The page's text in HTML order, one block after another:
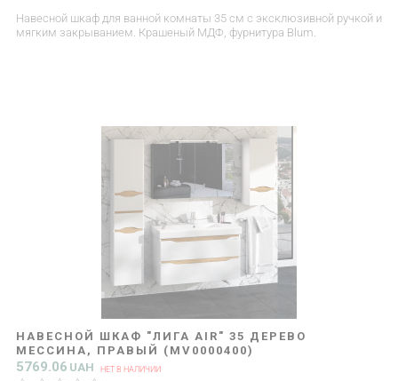
Навесной шкаф для ванной комнаты 35 см с эксклюзивной ручкой и
мягким закрыванием. Крашеный МДФ, фурнитура Blum.
НАВЕСНОЙ ШКАФ "ЛИГА AIR" 35 ДЕРЕВО
МЕССИНА, ПРАВЫЙ (MV0000400)
5769.06 UAH НЕТ В НАЛИЧИИ